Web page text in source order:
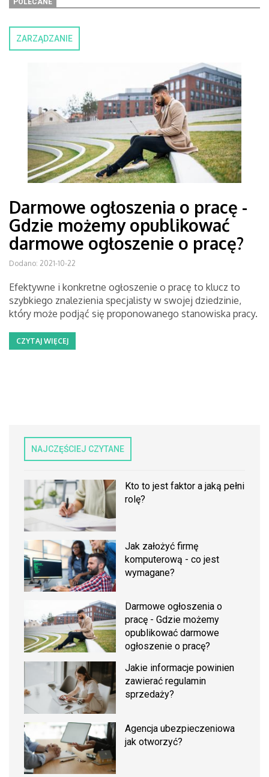
POLECANE
ZARZĄDZANIE
Darmowe ogłoszenia o pracę -
Gdzie możemy opublikować
darmowe ogłoszenie o pracę?
Dodano: 2021-10-22
Efektywne i konkretne ogłoszenie o pracę to klucz to
szybkiego znalezienia specjalisty w swojej dziedzinie,
który może podjąć się proponowanego stanowiska pracy.
CZYTAJ WIĘCEJ
NAJCZĘŚCIEJ CZYTANE
Kto to jest faktor a jaką pełni
rolę?
Jak założyć firmę
komputerową - co jest
wymagane?
Darmowe ogłoszenia o
pracę - Gdzie możemy
opublikować darmowe
ogłoszenie o pracę?
Jakie informacje powinien
zawierać regulamin
sprzedaży?
Agencja ubezpieczeniowa
jak otworzyć?